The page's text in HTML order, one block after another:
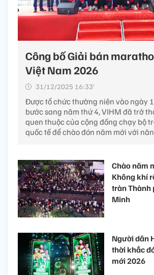
Công bố Giải bán
Việt Nam 2026
31/12/2025 16:33’
Được tổ chức thường niên vào ngày
bước sang năm thứ 4, VIHM đã trở
quen thuộc của cộng đồng chạy bộ
quốc tế để chào đón năm mới với
Chào năm
Không khí
tràn Thành
Minh
Người dân
thời khắc
mới 2026